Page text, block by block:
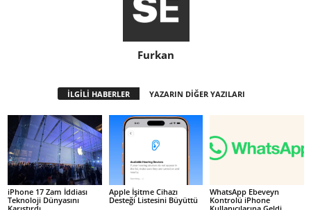
Furkan
İLGİLİ HABERLER YAZARIN DİĞER YAZILARI
iPhone 17 Zam İddiası
Teknoloji Dünyasını
Apple İşitme Cihazı
Desteği Listesini Büyüttü
WhatsApp Ebeveyn
Kontrolü iPhone